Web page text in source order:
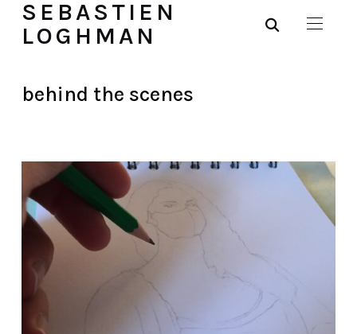
SEBASTIEN
LOGHMAN
behind the scenes